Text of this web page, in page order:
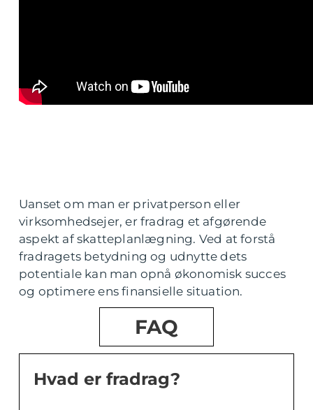
Uanset om man er privatperson eller
virksomhedsejer, er fradrag et afgørende
aspekt af skatteplanlægning. Ved at forstå
fradragets betydning og udnytte dets
potentiale kan man opnå økonomisk succes
og optimere ens finansielle situation.
FAQ
Hvad er fradrag?